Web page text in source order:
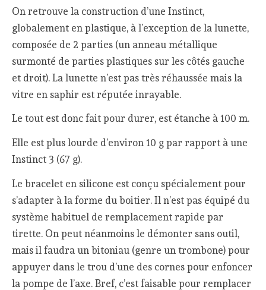
On retrouve la construction d’une Instinct,
globalement en plastique, à l’exception de la lunette,
composée de 2 parties (un anneau métallique
surmonté de parties plastiques sur les côtés gauche
et droit). La lunette n’est pas très réhaussée mais la
vitre en saphir est réputée inrayable.
Le tout est donc fait pour durer, est étanche à 100 m.
Elle est plus lourde d’environ 10 g par rapport à une
Instinct 3 (67 g).
Le bracelet en silicone est conçu spécialement pour
s’adapter à la forme du boitier. Il n’est pas équipé du
système habituel de remplacement rapide par
tirette. On peut néanmoins le démonter sans outil,
mais il faudra un bitoniau (genre un trombone) pour
appuyer dans le trou d’une des cornes pour enfoncer
la pompe de l’axe. Bref, c’est faisable pour remplacer